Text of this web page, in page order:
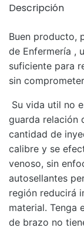
Descripción
Buen producto,
de Enfermería ,
suficiente para
sin
Su vida util no
guarda relación
cantidad de
calibre y se
venoso, sin
autosellantes
región reducirá
material. Tenga
de brazo no